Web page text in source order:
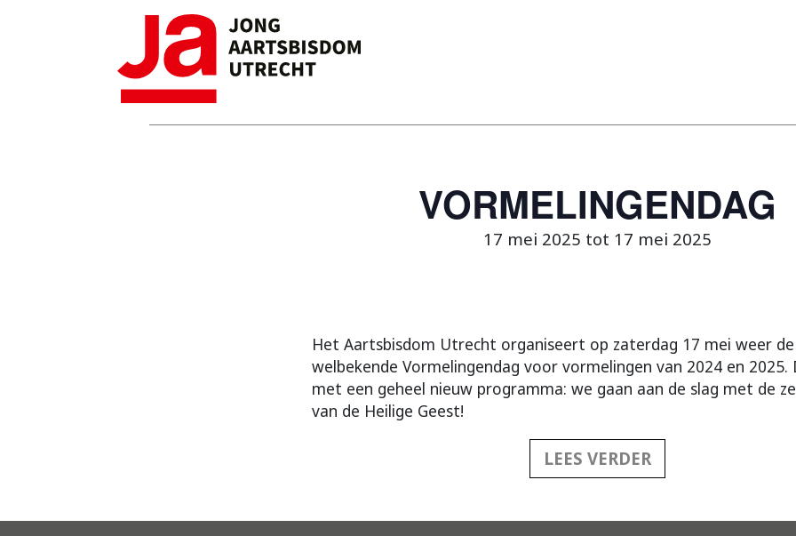
VORMELINGENDAG
17 mei 2025 tot 17 mei 2025
Het Aartsbisdom Utrecht organiseert op zaterdag 17 mei weer de
welbekende Vormelingendag voor vormelingen van 2024 en 2025.
met een geheel nieuw programma: we gaan aan de slag met de
van de Heilige Geest!
LEES VERDER